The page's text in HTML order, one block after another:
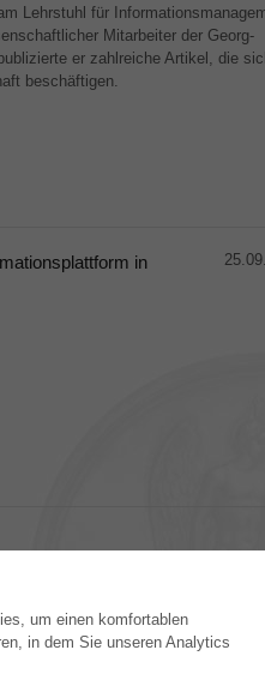
um einen komfortablen
in dem Sie unseren Analytics
Lehrstuhl für
Mitarbeiter der Georg-
er zahlreiche Artikel, die
beschäftigen.
in
VERLAG